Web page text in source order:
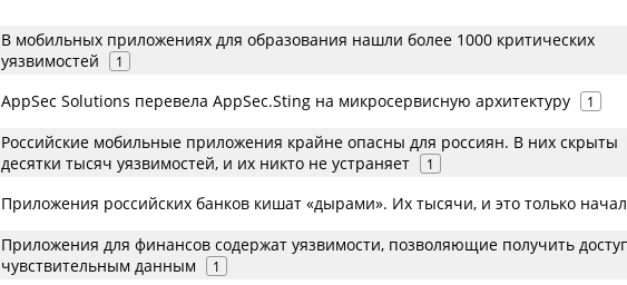
В мобильных приложениях для образования нашли более 1000 критических
уязвимостей
1
AppSec Solutions перевела AppSec.Sting на микросервисную архитектуру 1
Российские мобильные приложения крайне опасны для россиян. В них скрыты
десятки тысяч уязвимостей, и их никто не устраняет
1
Приложения российских банков кишат «дырами». Их тысячи, и это только
Приложения для финансов содержат уязвимости, позволяющие получить
чувствительным данным
1